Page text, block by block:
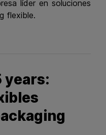
líder en soluciones
flexible.
years: